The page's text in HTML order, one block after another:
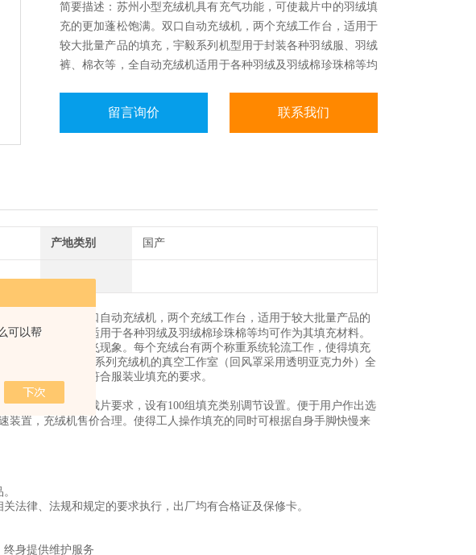
可以帮
简要描述：苏州小型充绒机具有充气功能，可使裁片中的羽绒填
充的更加蓬松饱满。双口自动充绒机，两个充绒工作台，适用于
较大批量产品的填充，宇毅系列机型用于封装各种羽绒服、羽绒
裤、棉衣等，全自动充绒机适用于各种羽绒及羽绒棉珍珠棉等均
造，填充过程一目了然、防止羽绒乱飞现象。
留言询价 联系我们
产地类别 国产
加蓬松饱满。双口自动充绒机，两个充绒工作台，适用于较大批量产品的
全自动充绒机适用于各种羽绒及羽绒棉珍珠棉等均可作为其填充材料。
然、防止羽绒乱飞现象。每个充绒台有两个称重系统轮流工作，使得填充
工作效率。宇毅系列充绒机的真空工作室（回风罩采用透明亚克力外）全
美观耐用，并符合服装业填充的要求。
充材料和不同的裁片要求，设有100组填充类别调节设置。便于用户作出选
装置，充绒机售价合理。使得工人操作填充的同时可根据自身手脚快慢来
法律、法规和规定的要求执行，出厂均有合格证及保修卡。
身提供维护服务